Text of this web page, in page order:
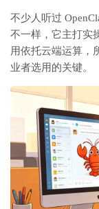
不少人听过
不一样，它主打实
用依托云端运算，
业者选用的关键。